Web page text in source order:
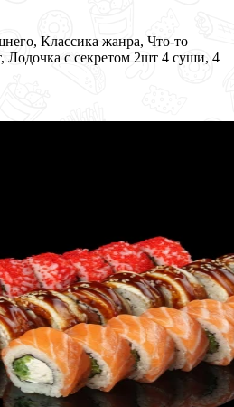
Классика жанра, Что-то
Лодочка с секретом 2шт 4 суши, 4